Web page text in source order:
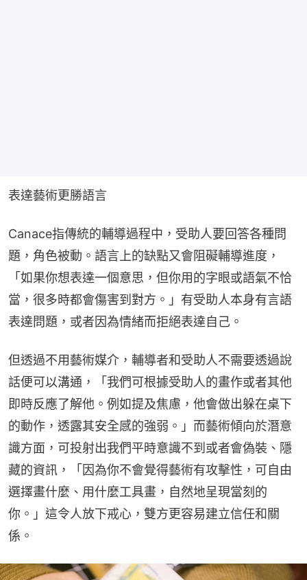
表達藝術更勝語言
Canace指傳統的輔導過程中，受助人要回答各種問
題，角色被動。語言上的缺點又會阻礙輔導進度，
「如果你想表達一個意思，但你用的字眼或語氣不恰
當，很多時都會傷害到對方。」有受助人本身有言語
表達問題，或者因為情緒而拒絕表達自己。
但透過不用藝術媒介，輔導者和受助人不需要透過說
話便可以溝通，「我們可根據受助人的畫作或者其他
即時反應了解他。例如提及焦慮，他會做出躲在桌下
的動作，透露其安全感的強弱。」而藝術傾向於潛意
識方面，可投射出我們平時意識不到或者會偽裝、隱
藏的資訊，「因為你不會覺得藝術有攻擊性，可自由
選擇畫什麼、用什麼工具畫，自然地呈現當刻的
你。」這令人放下戒心，雙方更容易建立信任和關
係。